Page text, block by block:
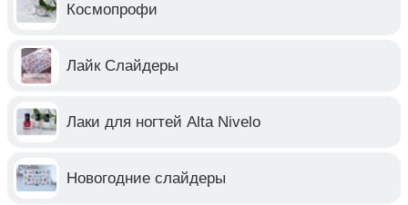
Космопрофи
Лайк Слайдеры
Лаки для ногтей Alta Nivelo
Новогодние слайдеры